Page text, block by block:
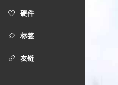
硬件
标签
友链